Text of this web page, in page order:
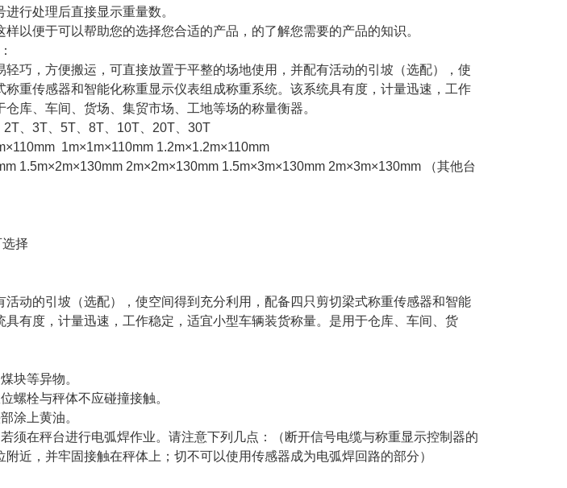
行处理后直接显示重量数。
以便于可以帮助您的选择您合适的产品，的了解您需要的产品的知识。
巧，方便搬运，可直接放置于平整的场地使用，并配有活动的引坡（选配），使
重传感器和智能化称重显示仪表组成称重系统。该系统具有度，计量迅速，工作
库、车间、货场、集贸市场、工地等场的称量衡器。
2T 3T 5T 8T 10T 20T
30T
1m×1m×110mm 1.2m×1.2m×110mm
1.5m×2m×130mm 2m×2m×130mm 1.5m×3m×130mm 2m×3m×130mm
（其他台
择
动的引坡（选配），使空间得到充分利用，配备四只剪切梁式称重传感器和智能
有度，计量迅速，工作稳定，适宜小型车辆装货称量。是用于仓库、车间、货
块等异物。
螺栓与秤体不应碰撞接触。
涂上黄油。
须在秤台进行电弧焊作业。请注意下列几点：（断开信号电缆与称重显示控制器的
近，并牢固接触在秤体上；切不可以使用传感器成为电弧焊回路的部分）